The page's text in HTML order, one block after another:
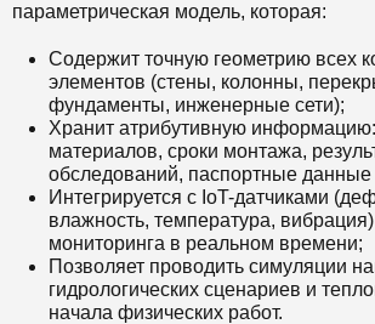
параметрическая модель, которая:
Содержит точную геометрию всех
элементов (стены, колонны,
фундаменты, инженерные сети);
Хранит атрибутивную
материалов, сроки монтажа,
обследований, паспортные данные
Интегрируется с IoT-датчиками
влажность, температура,
мониторинга в реальном времени;
Позволяет проводить симуляции
гидрологических сценариев и
начала физических работ.